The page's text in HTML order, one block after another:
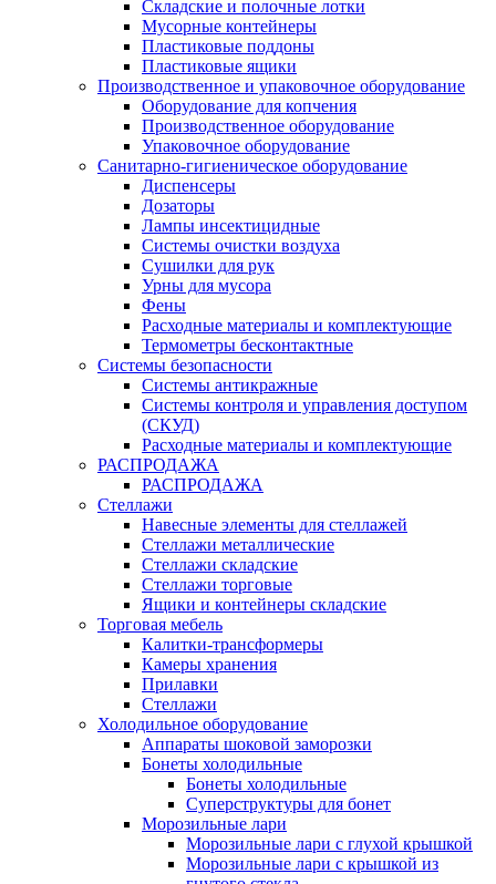
Складские и полочные лотки
Мусорные контейнеры
Пластиковые поддоны
Пластиковые ящики
Производственное и упаковочное оборудование
Оборудование для копчения
Производственное оборудование
Упаковочное оборудование
Санитарно-гигиеническое оборудование
Диспенсеры
Дозаторы
Лампы инсектицидные
Системы очистки воздуха
Сушилки для рук
Урны для мусора
Фены
Расходные материалы и комплектующие
Термометры бесконтактные
Системы безопасности
Системы антикражные
Системы контроля и управления доступом
(СКУД)
Расходные материалы и комплектующие
РАСПРОДАЖА
РАСПРОДАЖА
Стеллажи
Навесные элементы для стеллажей
Стеллажи металлические
Стеллажи складские
Стеллажи торговые
Ящики и контейнеры складские
Торговая мебель
Калитки-трансформеры
Камеры хранения
Прилавки
Стеллажи
Холодильное оборудование
Аппараты шоковой заморозки
Бонеты холодильные
Бонеты холодильные
Суперструктуры для бонет
Морозильные лари
Морозильные лари с глухой крышкой
Морозильные лари с крышкой из